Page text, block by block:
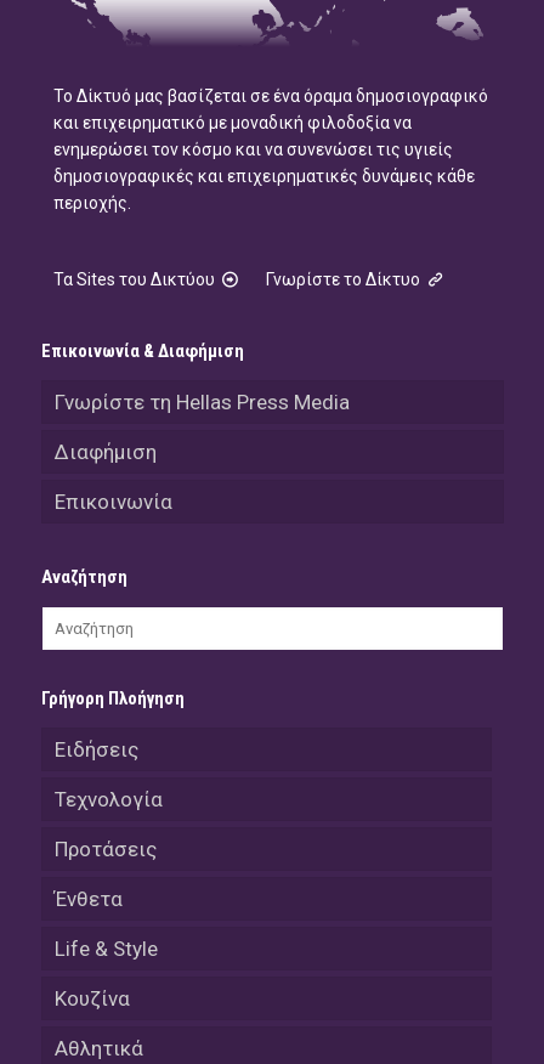
Το Δίκτυό μας βασίζεται σε ένα όραμα δημοσιογραφικό
και επιχειρηματικό με μοναδική φιλοδοξία να
ενημερώσει τον κόσμο και να συνενώσει τις υγιείς
δημοσιογραφικές και επιχειρηματικές δυνάμεις κάθε
περιοχής.
Τα Sites του Δικτύου Γνωρίστε το Δίκτυο
Επικοινωνία & Διαφήμιση
Γνωρίστε τη Hellas Press Media
Διαφήμιση
Επικοινωνία
Αναζήτηση
Γρήγορη Πλοήγηση
Ειδήσεις
Τεχνολογία
Προτάσεις
Ένθετα
Life & Style
Κουζίνα
Αθλητικά